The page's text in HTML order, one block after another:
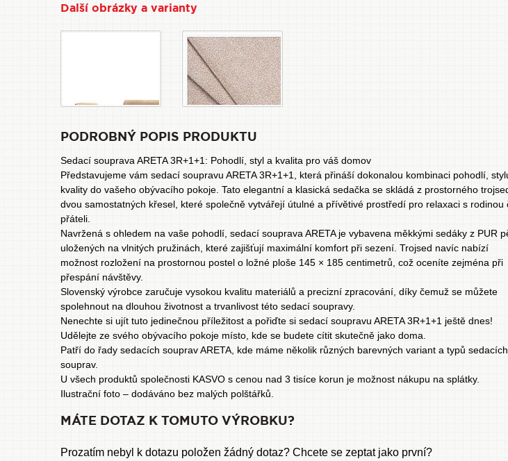
Další obrázky a varianty
PODROBNÝ POPIS PRODUKTU
Sedací souprava ARETA 3R+1+1: Pohodlí, styl a kvalita pro váš domov
Představujeme vám sedací soupravu ARETA 3R+1+1, která přináší dokonalou kombinaci pohodlí,
kvality do vašeho obývacího pokoje. Tato elegantní a klasická sedačka se skládá z prostorného
dvou samostatných křesel, které společně vytvářejí útulné a přívětivé prostředí pro relaxaci s rodinou
přáteli.
Navržená s ohledem na vaše pohodlí, sedací souprava ARETA je vybavena měkkými sedáky z PUR
uložených na vlnitých pružinách, které zajišťují maximální komfort při sezení. Trojsed navíc nabízí
možnost rozložení na prostornou postel o ložné ploše 145 × 185 centimetrů, což oceníte zejména při
přespání návštěvy.
Slovenský výrobce zaručuje vysokou kvalitu materiálů a precizní zpracování, díky čemuž se můžete
spolehnout na dlouhou životnost a trvanlivost této sedací soupravy.
Nenechte si ujít tuto jedinečnou příležitost a pořiďte si sedací soupravu ARETA 3R+1+1 ještě dnes!
Udělejte ze svého obývacího pokoje místo, kde se budete cítit skutečně jako doma.
Patří do řady sedacích soupravARETA , kde máme několik různých barevných variant a typů sedacích
souprav.
U všech produktů společnosti KASVO s cenou nad 3 tisíce korun je možnost nákupu na splátky.
Ilustrační foto – dodáváno bez malých polštářků.
MÁTE DOTAZ K TOMUTO VÝROBKU?
Prozatím nebyl k dotazu položen žádný dotaz? Chcete se zeptat jako první?